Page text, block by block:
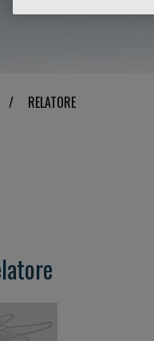
/ RELATORE